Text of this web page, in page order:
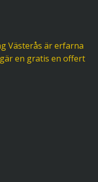
Västerås är erfarna
en gratis en offert